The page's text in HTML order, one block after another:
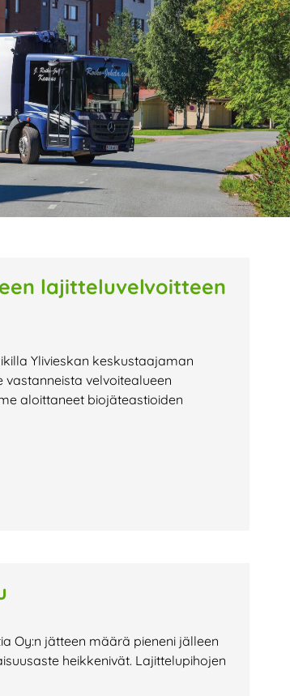
lajitteluvelvoitteen
Ylivieskan keskustaajaman
vastanneista velvoitealueen
aloittaneet biojäteastioiden
Oy:n jätteen määrä pieneni jälleen
heikkenivät. Lajittelupihojen